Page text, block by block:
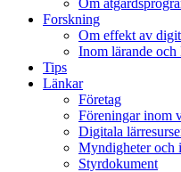
Forskning
Om effekt av
Inom lärande och
Tips
Länkar
Företag
Föreningar inom
Digitala
Myndigheter och
Styrdokument